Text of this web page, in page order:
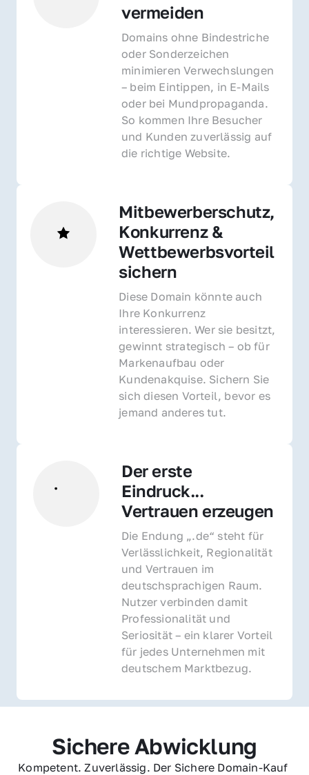
vermeiden
Domains ohne Bindestriche
oder Sonderzeichen
minimieren Verwechslungen
– beim Eintippen, in E-Mails
oder bei Mundpropaganda.
So kommen Ihre Besucher
und Kunden zuverlässig auf
die richtige Website.
Mitbewerberschutz,
Konkurrenz &
Wettbewerbsvorteil
sichern
Diese Domain könnte auch
Ihre Konkurrenz
interessieren. Wer sie besitzt,
gewinnt strategisch – ob für
Markenaufbau oder
Kundenakquise. Sichern Sie
sich diesen Vorteil, bevor es
jemand anderes tut.
Der erste
Eindruck...
Vertrauen erzeugen
Die Endung „.de“ steht für
Verlässlichkeit, Regionalität
und Vertrauen im
deutschsprachigen Raum.
Nutzer verbinden damit
Professionalität und
Seriosität – ein klarer Vorteil
für jedes Unternehmen mit
deutschem Marktbezug.
Sichere Abwicklung
Kompetent. Zuverlässig. Der Sichere Domain-Kauf